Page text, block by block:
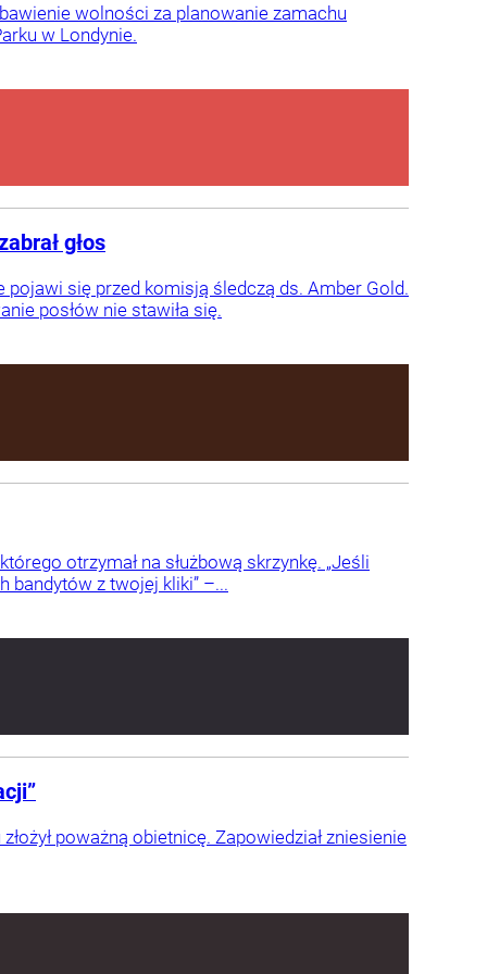
wolności za planowanie zamachu
w Londynie.
głos
się przed komisją śledczą ds. Amber Gold.
posłów nie stawiła się.
otrzymał na służbową skrzynkę. „Jeśli
bandytów z twojej kliki” –...
poważną obietnicę. Zapowiedział zniesienie